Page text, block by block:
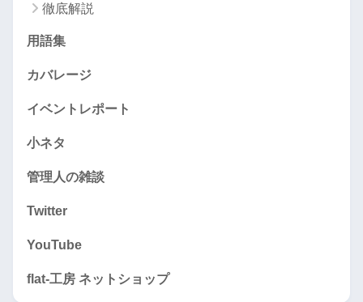
徹底解説
用語集
カバレージ
イベントレポート
小ネタ
管理人の雑談
Twitter
YouTube
flat-工房 ネットショップ